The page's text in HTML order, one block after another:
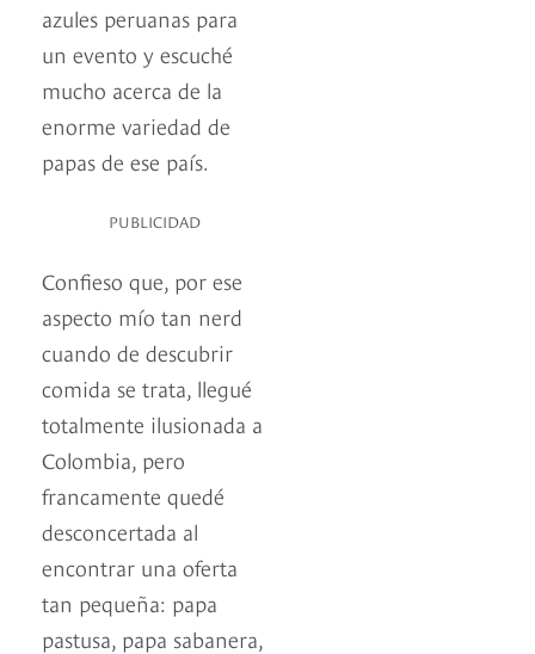
azules peruanas para
un evento y escuché
mucho acerca de la
enorme variedad de
papas de ese país.
PUBLICIDAD
Confieso que, por ese
aspecto mío tan nerd
cuando de descubrir
comida se trata, llegué
totalmente ilusionada a
Colombia, pero
francamente quedé
desconcertada al
encontrar una oferta
tan pequeña: papa
pastusa, papa sabanera,